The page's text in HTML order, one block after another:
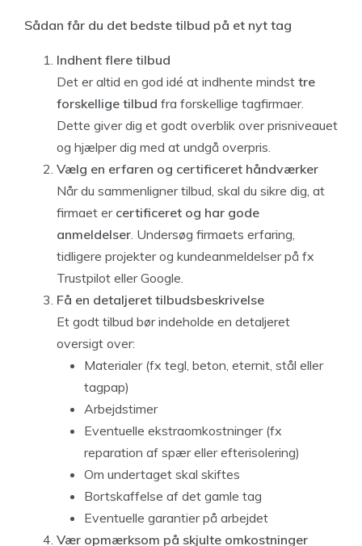
Sådan får du det bedste tilbud på et nyt tag
Indhent flere tilbud
Det er altid en god idé at indhente mindst tre
forskellige tilbud fra forskellige tagfirmaer.
Dette giver dig et godt overblik over prisniveauet
og hjælper dig med at undgå overpris.
Vælg en erfaren og certificeret håndværker
Når du sammenligner tilbud, skal du sikre dig, at
firmaet er certificeret og har gode
anmeldelser. Undersøg firmaets erfaring,
tidligere projekter og kundeanmeldelser på fx
Trustpilot eller Google.
Få en detaljeret tilbudsbeskrivelse
Et godt tilbud bør indeholde en detaljeret
oversigt over:
Materialer (fx tegl, beton, eternit, stål eller
tagpap)
Arbejdstimer
Eventuelle ekstraomkostninger (fx
reparation af spær eller efterisolering)
Om undertaget skal skiftes
Bortskaffelse af det gamle tag
Eventuelle garantier på arbejdet
Vær opmærksom på skjulte omkostninger